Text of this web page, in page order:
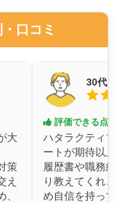
口コミ
大
策
え
30代・
評価できる点
ハタラクティ
ートが期待以
履歴書や職務
り教えてくれ
め自信を持っ